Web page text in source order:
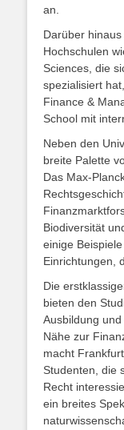
an.
Darüber
Hochschulen
Sciences, die
spezialisiert
Finance &
School mit
Neben den
breite Palette
Das Max-
Biodiversität
einige
Einrichtungen,
Die
bieten den
Ausbildung
Nähe zur
macht
Studenten, die
Recht
ein breites